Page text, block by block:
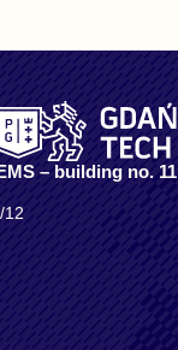
– building no. 11
12